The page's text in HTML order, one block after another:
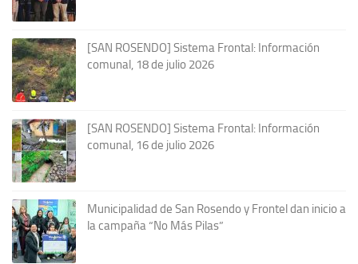
[SAN ROSENDO] Sistema Frontal: Información
comunal, 18 de julio 2026
[SAN ROSENDO] Sistema Frontal: Información
comunal, 16 de julio 2026
Municipalidad de San Rosendo y Frontel dan inicio a
la campaña “No Más Pilas”